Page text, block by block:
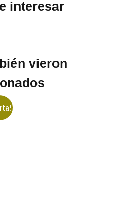
interesar
vieron